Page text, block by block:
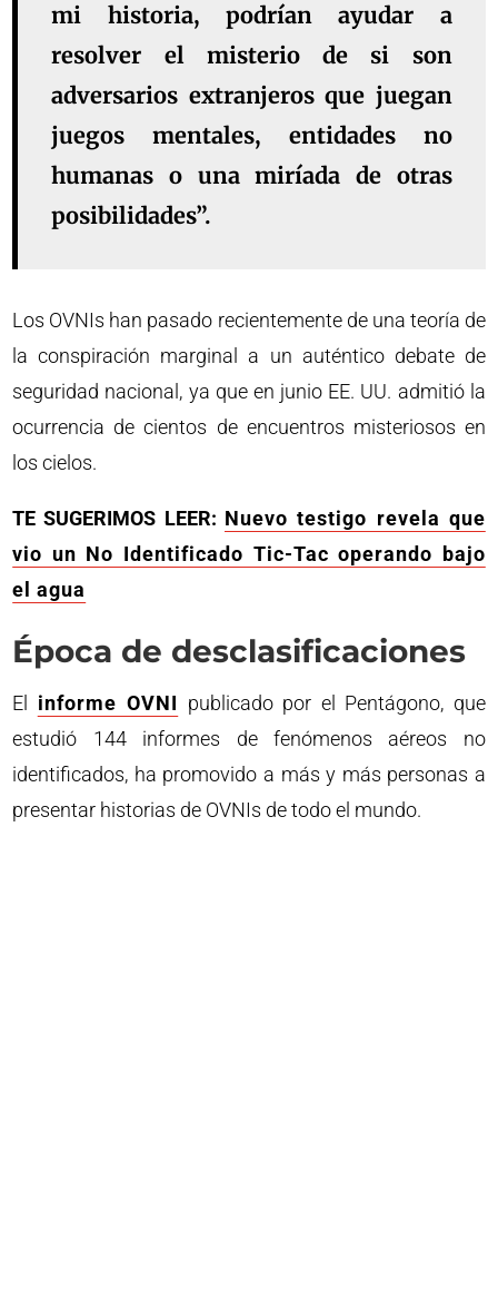
mi historia, podrían ayudar a
resolver el misterio de si son
adversarios extranjeros que juegan
juegos mentales, entidades no
humanas o una miríada de otras
posibilidades”.
Los OVNIs han pasado recientemente de una teoría de
la conspiración marginal a un auténtico debate de
seguridad nacional, ya que en junio EE. UU. admitió la
ocurrencia de cientos de encuentros misteriosos en
los cielos.
TE SUGERIMOS LEER: Nuevo testigo revela que
vio un No Identificado Tic-Tac operando bajo
el agua
Época de desclasificaciones
El informe OVNI publicado por el Pentágono, que
estudió 144 informes de fenómenos aéreos no
identificados, ha promovido a más y más personas a
presentar historias de OVNIs de todo el mundo.